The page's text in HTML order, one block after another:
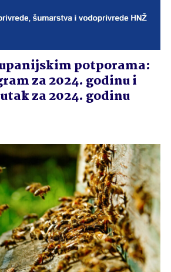
potporama:
za 2024. godinu i
za 2024. godinu